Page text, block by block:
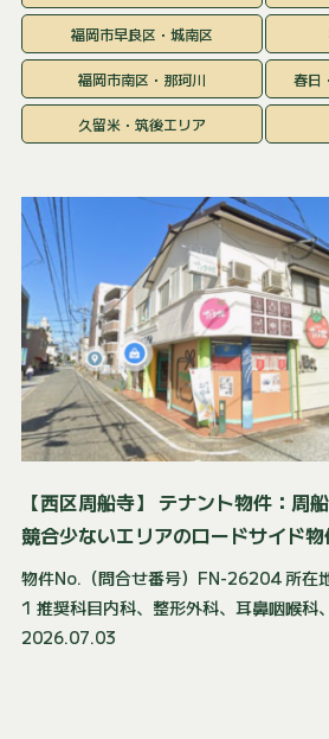
福岡市早良区・城南区
福岡市南区・那珂川 春日
久留米・筑後エリア
【西区周船寺】 テナント物件：周
競合少ないエリアのロードサイド物
物件No.（問合せ番号）FN-26204 所在
1 推奨科目内科、整形外科、耳鼻咽喉科
2026.07.03